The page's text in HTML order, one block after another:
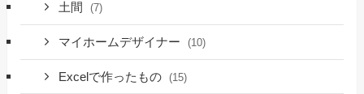
土間 (7)
マイホームデザイナー (10)
Excelで作ったもの (15)